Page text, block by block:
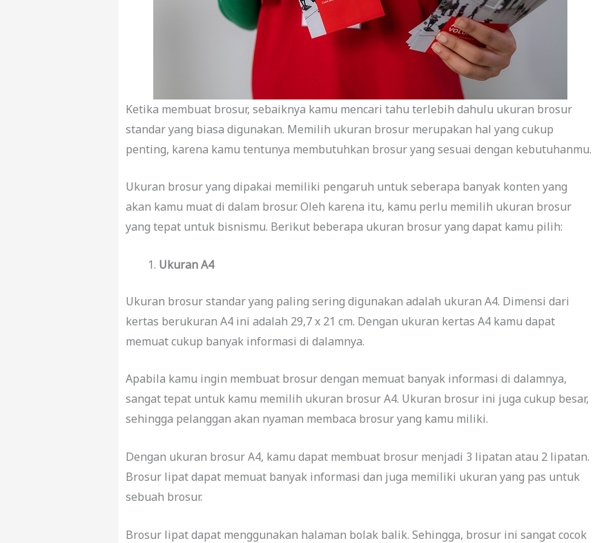
Ketika membuat brosur, sebaiknya kamu mencari tahu terlebih dahulu ukuran brosur
standaryang biasa digunakan. Memilih ukuran brosur merupakan hal yang cukup
penting, karena kamu tentunya membutuhkan brosur yang sesuai dengan kebutuhanmu.
Ukuran brosur yang dipakai memiliki pengaruh untuk seberapa banyak konten yang
akan kamu muat di dalam brosur. Oleh karena itu, kamu perlu memilih ukuran brosur
yang tepat untuk bisnismu. Berikut beberapa ukuran brosur yang dapat kamu pilih:
Ukuran A4
Ukuran brosur standar yang paling sering digunakan adalah ukuran A4. Dimensi dari
kertas berukuran A4 ini adalah 29,7 x 21 cm. Dengan ukuran kertas A4 kamu dapat
memuat cukup banyak informasi di dalamnya.
Apabila kamu ingin membuat brosur dengan memuat banyak informasi di dalamnya,
sangat tepat untuk kamu memilih ukuran brosur A4. Ukuran brosur ini juga cukup besar,
sehingga pelanggan akan nyaman membaca brosur yang kamu miliki.
Dengan ukuran brosur A4, kamu dapat membuat brosur menjadi 3 lipatan atau 2 lipatan.
Brosur lipat dapat memuat banyak informasi dan juga memiliki ukuran yang pas untuk
sebuah brosur.
Brosur lipat dapat menggunakan halaman bolak balik. Sehingga, brosur ini sangat cocok